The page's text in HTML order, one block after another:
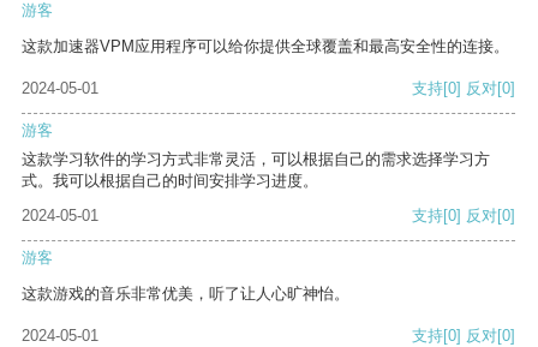
游客
这款加速器VPM应用程序可以给你提供全球覆盖和最高安全性的连接。
2024-05-01 支持[0] 反对[0]
游客
这款学习软件的学习方式非常灵活，可以根据自己的需求选择学习方
式。我可以根据自己的时间安排学习进度。
2024-05-01
支持[0] 反对[0]
游客
这款游戏的音乐非常优美，听了让人心旷神怡。
2024-05-01 支持[0] 反对[0]